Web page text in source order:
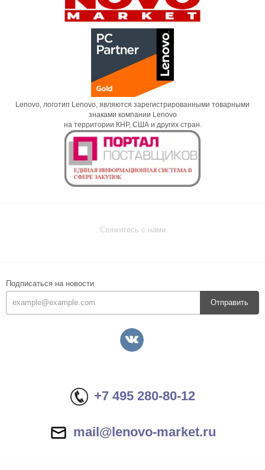
Lenovo, логотип Lenovo, являются зарегистрированными товарными
знаками компании Lenovo
на территории КНР, США и других стран.
Свяжитесь с нами
Подписаться на новости
Отправить
+7 495 280-80-12
mail@lenovo-market.ru